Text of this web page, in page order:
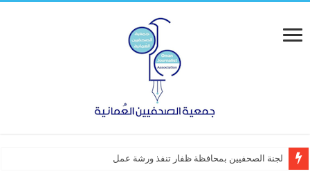
لجنة الصحفيين بمحافظة ظفار تنفذ ورشة عمل “أساسيات التصمي